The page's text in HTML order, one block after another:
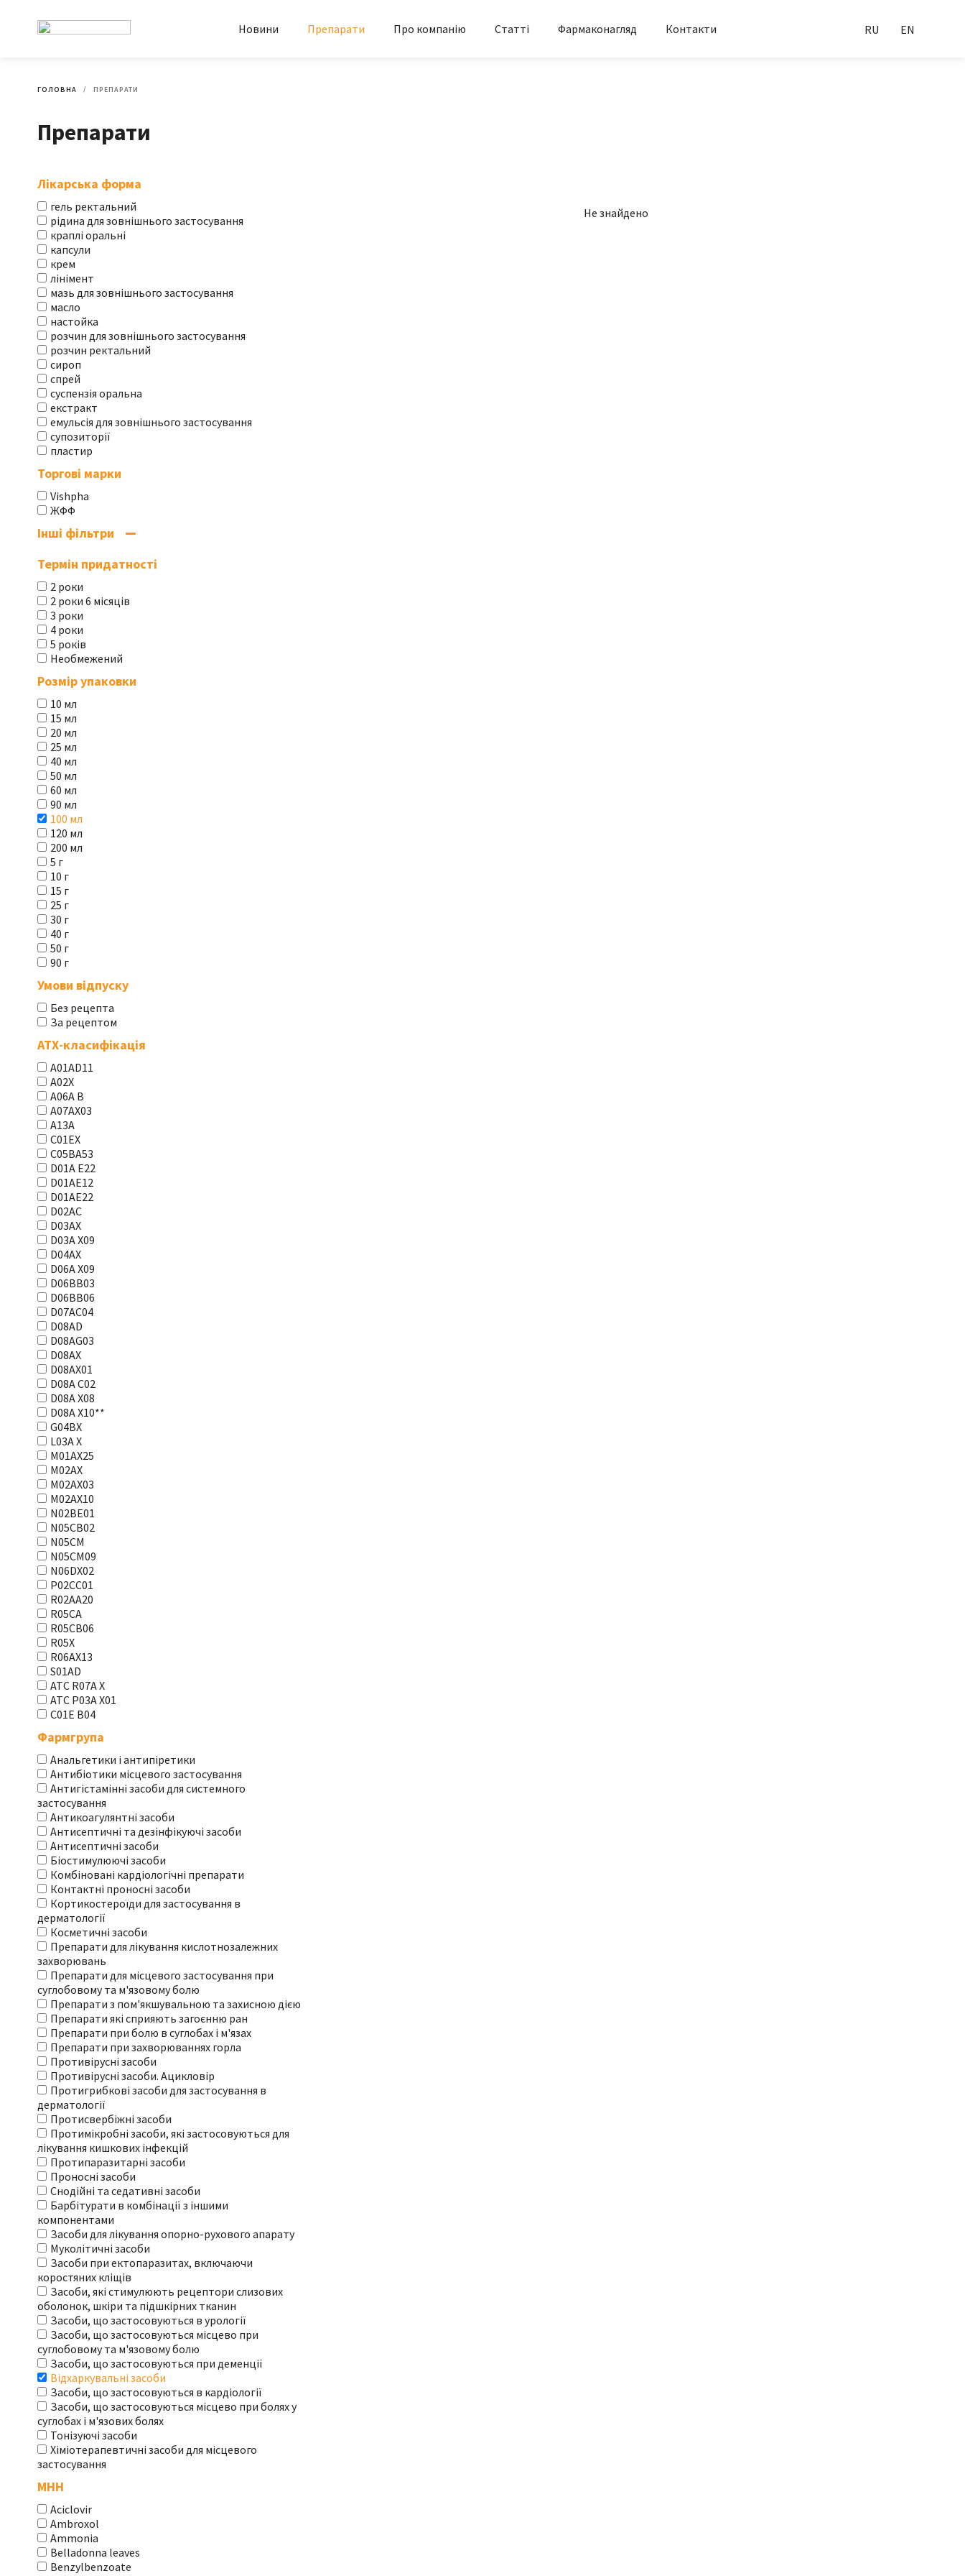
Новини Препарати Про компанію Статті Фармаконагляд Контакти RU EN
ГОЛОВНА ПРЕПАРАТИ
Препарати
Лікарська форма
гель ректальний
рідина для зовнішнього застосування
краплі оральні
капсули
крем
лінімент
мазь для зовнішнього застосування
масло
настойка
розчин для зовнішнього застосування
розчин ректальний
сироп
спрей
суспензія оральна
екстракт
емульсія для зовнішнього застосування
супозиторії
пластир
Торгові марки
Vishpha
ЖФФ
Інші фільтри
Термін придатності
2 роки
2 роки 6 місяців
3 роки
4 роки
5 років
Необмежений
Розмір упаковки
10 мл
15 мл
20 мл
25 мл
40 мл
50 мл
60 мл
90 мл
100 мл
120 мл
200 мл
5 г
10 г
15 г
25 г
30 г
40 г
50 г
90 г
Умови відпуску
Без рецепта
За рецептом
АТХ-класифікація
A01AD11
A02X
A06A В
A07AX03
A13A
C01EX
C05BA53
D01A E22
D01AE12
D01AE22
D02AC
D03AX
D03A X09
D04AX
D06A X09
D06BB03
D06BB06
D07AC04
D08AD
D08AG03
D08AX
D08AX01
D08А С02
D08А Х08
D08А Х10**
G04BX
L03А Х
M01AX25
M02AX
M02AX03
M02AX10
N02BE01
N05CB02
N05CM
N05CM09
N06DX02
P02CC01
R02AA20
R05CA
R05CB06
R05X
R06AX13
S01AD
АТС R07A X
АТС Р03А Х01
С01Е В04
Фармгрупа
Анальгетики і антипіретики
Антибіотики місцевого застосування
Антигістамінні засоби для системного
застосування
Антикоагулянтні засоби
Антисептичні та дезінфікуючі засоби
Антисептичні засоби
Біостимулюючі засоби
Комбіновані кардіологічні препарати
Контактні проносні засоби
Кортикостероїди для застосування в
дерматології
Косметичні засоби
Препарати для лікування кислотнозалежних
захворювань
Препарати для місцевого застосування при
суглобовому та м'язовому болю
Препарати з пом'якшувальною та захисною дією
Препарати які сприяють загоєнню ран
Препарати при болю в суглобах і м'язах
Препарати при захворюваннях горла
Противірусні засоби
Противірусні засоби. Ацикловір
Протигрибкові засоби для застосування в
дерматології
Протисвербіжні засоби
Протимікробні засоби, які застосовуються для
лікування кишкових інфекцій
Протипаразитарні засоби
Проносні засоби
Снодійні та седативні засоби
Барбітурати в комбінації з іншими
компонентами
Засоби для лікування опорно-рухового апарату
Муколітичні засоби
Засоби при ектопаразитах, включаючи
коростяних кліщів
Засоби, які стимулюють рецептори слизових
оболонок, шкіри та підшкірних тканин
Засоби, що застосовуються в урології
Засоби, що застосовуються місцево при
суглобовому та м'язовому болю
Засоби, що застосовуються при деменції
Відхаркувальні засоби
Засоби, що застосовуються в кардіології
Засоби, що застосовуються місцево при болях у
суглобах і м'язових болях
Тонізуючі засоби
Хіміотерапевтичні засоби для місцевого
застосування
МНН
Aciclovir
Ambroxol
Ammonia
Belladonna leaves
Benzylbenzoate
Не знайдено